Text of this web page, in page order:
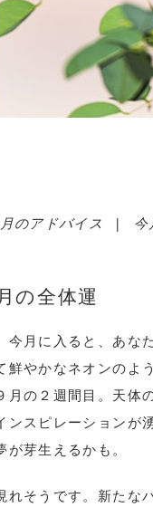
のアドバイス | 今
の全体運
月に入ると、あな
やかなネオンのよ
月の２週間目。天体
スピレーションが
が芽生えるかも。
そうです。新たな